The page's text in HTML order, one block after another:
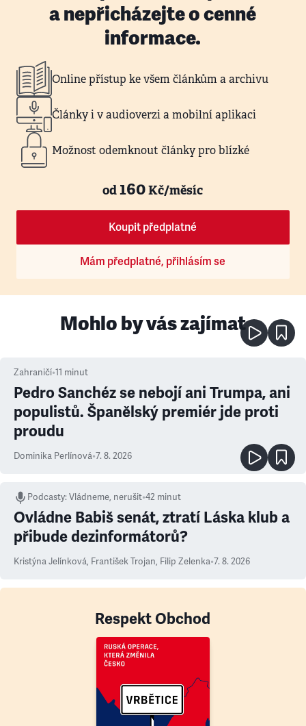
a nepřicházejte o cenné
informace.
Online přístup ke všem článkům a archivu
Články i v audioverzi a mobilní aplikaci
Možnost odemknout články pro blízké
od160Kč/měsíc
Koupit předplatné
Mám předplatné, přihlásím se
Mohlo by vás zajímat
Zahraničí•11 minut
Pedro Sanchéz se nebojí ani Trumpa, ani
populistů. Španělský premiér jde proti
proudu
Dominika Perlínová•7. 8. 2026
Podcasty:Vládneme, nerušit•42 minut
Ovládne Babiš senát, ztratí Láska klub a
přibude dezinformátorů?
Kristýna Jelínková, František Trojan, Filip Zelenka•7. 8. 2026
Respekt Obchod